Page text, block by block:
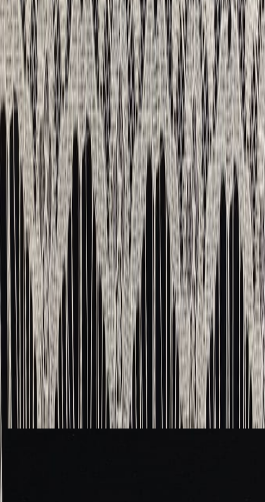
Швейная фурнитура6товаров
Покупателю
ДоставкаОплатаСкидки Вопросы и ответы Контакты
Аккаунт
Войти
Главная/ Каталог / Кружево шантильи
Шантильи белое 7 см
180 ₽
В наличии
Артикул:
ША-16
Цвет
: белый
Ширина, см
Цена указана за 1 купон - 3 метра.
В корзину
Похожие товары